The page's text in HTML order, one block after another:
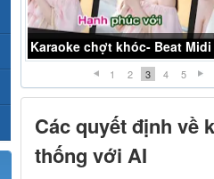
Karaoke chợt khóc- Beat Midi
1 2 3 4 5
Các quyết định về
thống với AI